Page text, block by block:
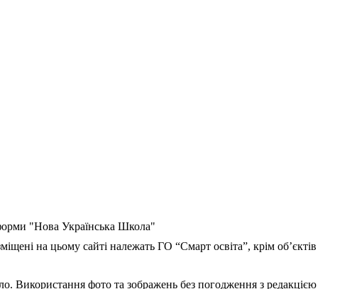
"Нова Українська Школа"
на цьому сайті належать ГО “Смарт освіта”, крім об’єктів
Використання фото та зображень без погодження з редакцією